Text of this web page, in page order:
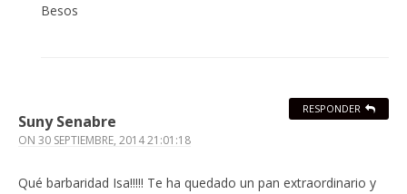
Besos
Suny Senabre
ON 30 SEPTIEMBRE, 2014 21:01:18
Qué barbaridad Isa!!!!! Te ha quedado un pan extraordinario y
RESPONDER